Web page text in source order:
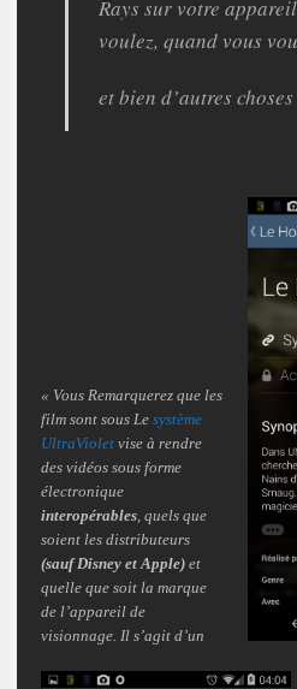
Rays sur votre
voulez, quand vous
et bien d’autres
« Vous Remarquerez que les
film sont sous Le système
UltraViolet vise à rendre
des vidéos sous forme
électronique
interopérables , quels que
soient les distributeurs
(sauf Disney et Apple) et
quelle que soit la marque
de l’appareil de
visionnage. Il s’agit d’un